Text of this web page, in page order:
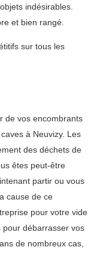
indésirables.
et bien rangé.
sur tous les
de vos encombrants
à Neuvizy. Les
des déchets de
êtes peut-être
partir ou vous
cause de ce
pour votre vide
pour débarrasser vos
de nombreux cas,